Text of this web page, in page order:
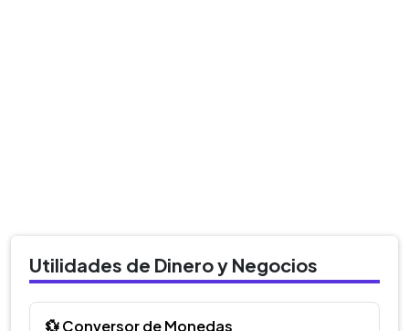
Utilidades de Dinero y Negocios
💱 Conversor de Monedas